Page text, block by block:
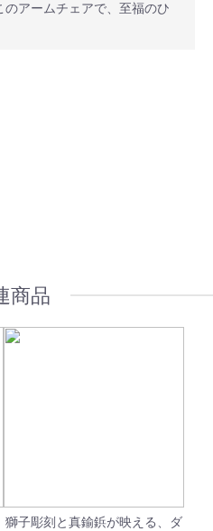
アームチェアで、至福のひ
商品
獅子彫刻と真鍮鋲が映える、ダ